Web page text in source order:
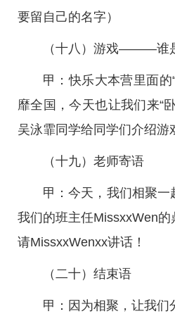
要留自己的名字）
（十八）游戏———谁
甲：快乐大本营里面的
靡全国，今天也让我们来“
吴泳霏同学给同学们介绍游
（十九）老师寄语
甲：今天，我们相聚
我们的班主任MissxxWen
请MissxxWenxx讲话！
（二十）结束语
甲：因为相聚，让我们